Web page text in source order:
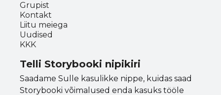
Grupist
Kontakt
Liitu meiega
Uudised
KKK
Telli Storybooki nipikiri
Saadame Sulle kasulikke nippe, kuidas saad
Storybooki võimalused enda kasuks tööle